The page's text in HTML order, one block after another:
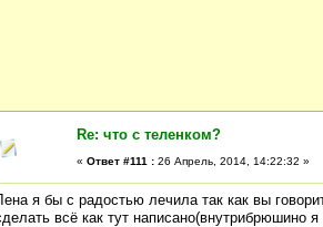
Re: что с теленком?
« Ответ #111 : 26 Апрель, 2014, 14:22:32 »
я бы с радостью лечила так как вы
всё как тут написано(внутрибрюшино